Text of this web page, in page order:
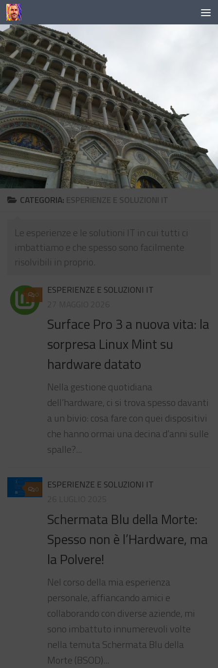
Salta al contenuto
CATEGORIA: ESPERIENZE E SOLUZIONI IT
Le esperienze e le solutioni IT in cui tutti ci
imbattiamo e che spesso sono facilmente
risolvibili in proprio.
0
ESPERIENZE E SOLUZIONI IT
Surface Pro 3 a nuova vita: la
sorpresa Linux Mint su
hardware datato
Nella gestione quotidiana
dell’hardware, ci si trova spesso davanti
a un bivio: cosa fare con quei dispositivi
che hanno ormai una decina d’anni sulle
spalle?...
0
ESPERIENZE E SOLUZIONI IT
Schermata Blu della Morte:
Spesso non è l’Hardware, ma
la Polvere!
Nel corso della mia esperienza
personale, affiancando amici e
collaborando con diverse aziende, mi
sono imbattuto innumerevoli volte
nella temuta Schermata Blu della
Morte (BSOD)...